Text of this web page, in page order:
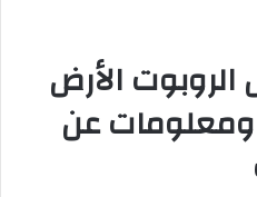
الأرض
ومعلومات عن